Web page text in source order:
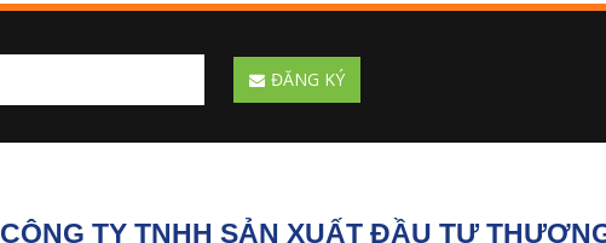
ĐĂNG KÝ
CÔNG TY TNHH SẢN XUẤT ĐẦU TƯ